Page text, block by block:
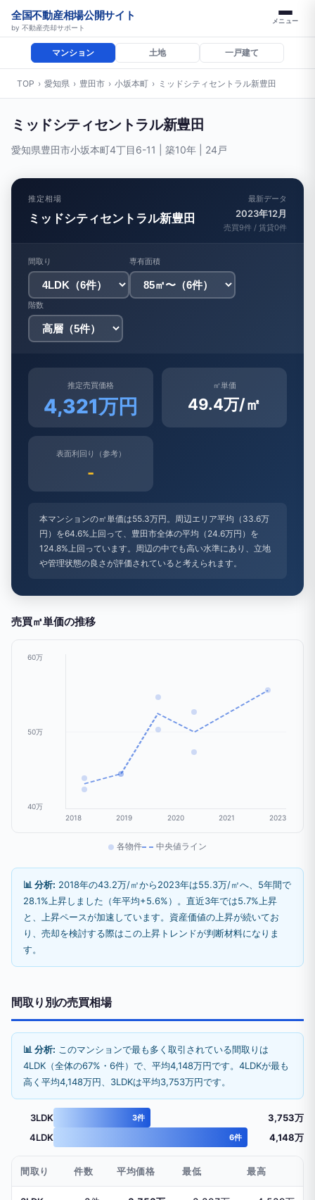
全国不動産相場公開サイト
by 不動産売却サポート
メニュー
マンション 土地 一戸建て
TOP › 愛知県 › 豊田市 › 小坂本町 › ミッドシティセントラル新豊田
ミッドシティセントラル新豊田
愛知県豊田市小坂本町4丁目6-11 | 築10年 | 24戸
推定相場
ミッドシティセントラル新豊田
最新データ
2023年12月
売買9件 / 賃貸0件
間取り 専有面積
階数
推定売買価格
4,321万円
㎡単価
49.4万/㎡
表面利回り（参考）
-
本マンションの㎡単価は55.3万円。周辺エリア平均（33.6万
円）を64.6%上回って、豊田市全体の平均（24.6万円）を
124.8%上回っています。周辺の中でも高い水準にあり、立地
や管理状態の良さが評価されていると考えられます。
売買㎡単価の推移
60万
50万
40万
2018
2019 2020 2021 2023
各物件 中央値ライン
📊 分析: 2018年の43.2万/㎡から2023年は55.3万/㎡へ、5年間で
28.1%上昇しました（年平均+5.6%）。直近3年では5.7%上昇
と、上昇ペースが加速しています。資産価値の上昇が続いてお
り、売却を検討する際はこの上昇トレンドが判断材料になりま
す。
間取り別の売買相場
📊 分析: このマンションで最も多く取引されている間取りは
4LDK（全体の67%・6件）で、平均4,148万円です。4LDKが最も
高く平均4,148万円、3LDKは平均3,753万円です。
3LDK 3件
3,753万
4LDK
6件 4,148万
間取り 件数 平均価格 最低 最高